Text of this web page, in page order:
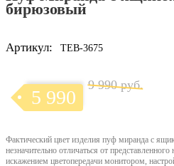
бирюзовый
Артикул: TEB-3675
5 990
9 990 руб.
Фактический цвет изделия пуф миранда с
незначительно отличаться от
искажением цветопередачи монитором,